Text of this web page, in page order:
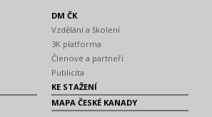
DM ČK
Vzdělání a školení
3K platforma
Členové a partneři
Publicita
KE STAŽENÍ
MAPA ČESKÉ KANADY